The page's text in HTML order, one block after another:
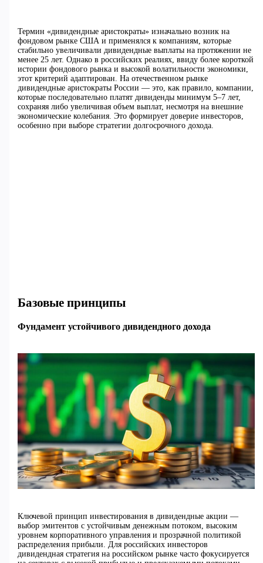
Термин «дивидендные аристократы» изначально возник на
фондовом рынке США и применялся к компаниям, которые
стабильно увеличивали дивидендные выплаты на протяжении не
менее 25 лет. Однако в российских реалиях, ввиду более короткой
истории фондового рынка и высокой волатильности экономики,
этот критерий адаптирован. На отечественном рынке
дивидендные аристократы России — это, как правило, компании,
которые последовательно платят дивиденды минимум 5–7 лет,
сохраняя либо увеличивая объем выплат, несмотря на внешние
экономические колебания. Это формирует доверие инвесторов,
особенно при выборе стратегии долгосрочного дохода.
Базовые принципы
Фундамент устойчивого дивидендного дохода
Ключевой принцип инвестирования в дивидендные акции —
выбор эмитентов с устойчивым денежным потоком, высоким
уровнем корпоративного управления и прозрачной политикой
распределения прибыли. Для российских инвесторов
дивидендная стратегия на российском рынке часто фокусируется